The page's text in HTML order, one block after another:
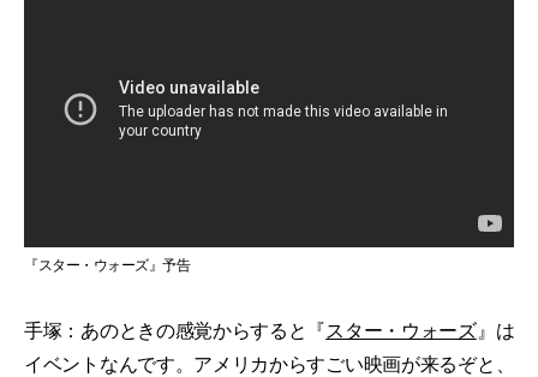
『スター・ウォーズ』予告
手塚：あのときの感覚からすると『スター・ウォーズ』は
イベントなんです。アメリカからすごい映画が来るぞと、